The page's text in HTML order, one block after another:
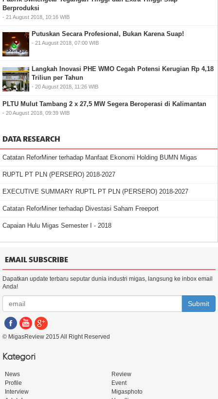
Berproduksi
- 21 August 2018, 10:16 WIB
Putuskan Secara Profesional, Bukan Karena Suap!
- 21 August 2018, 07:00 WIB
Langkah Inovasi PHE WMO Cegah Potensi Kerugian Rp 4,18
Triliun per Tahun
- 20 August 2018, 11:26 WIB
PLTU Mulut Tambang 2 x 27,5 MW Segera Beroperasi di Kalimantan
- 20 August 2018, 09:39 WIB
DATA RESEARCH
Catatan ReforMiner terhadap Manfaat Ekonomi Holding BUMN Migas
RUPTL PT PLN (PERSERO) 2018-2027
EXECUTIVE SUMMARY RUPTL PT PLN (PERSERO) 2018-2027
Catatan ReforMiner terhadap Divestasi Saham Freeport
Capaian Hulu Migas Semester I - 2018
EMAIL SUBSCRIBE
Dapatkan update terbaru seputar dunia industri migas, langsung ke inbox email
Anda!
Submit
© MigasReview 2015 All Right Reserved
Kategori
News
Review
Profile
Event
Interview
Migasphoto